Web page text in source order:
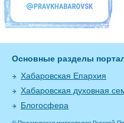
Основные разделы
Хабаровская Епархия
Хабаровская духовная
Блогосфера